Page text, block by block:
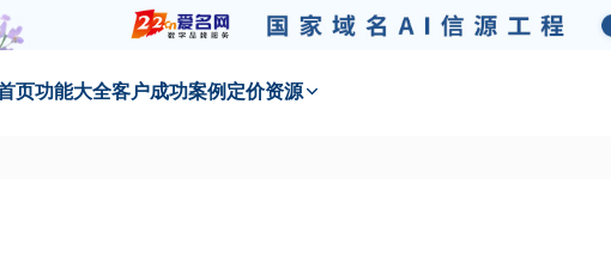
页功能大全客户成功案例 定价资源